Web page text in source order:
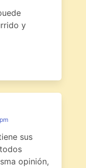
y
sus
opinión,